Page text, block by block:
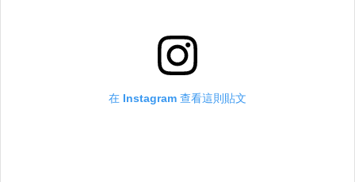
在 Instagram 查看這則貼文